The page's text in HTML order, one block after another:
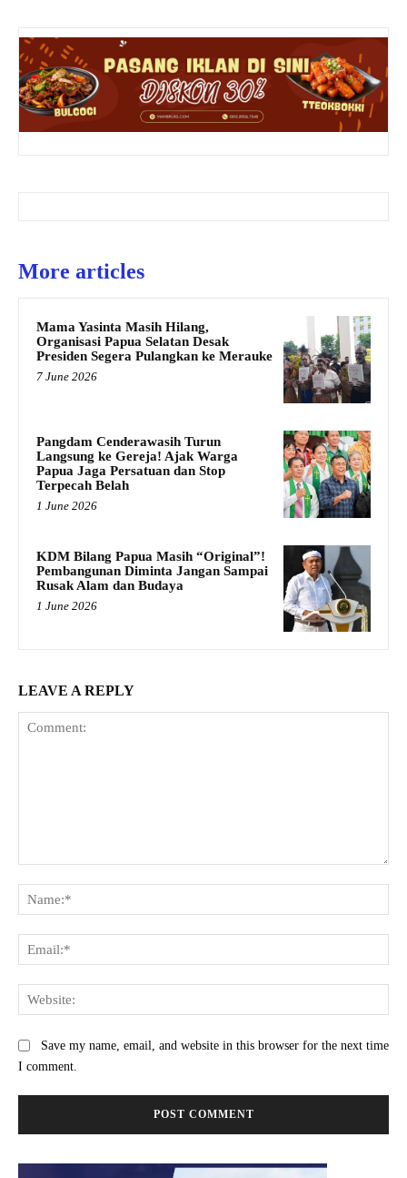
More articles
Mama Yasinta Masih Hilang,
Organisasi Papua Selatan Desak
Presiden Segera Pulangkan ke Merauke
7 June 2026
Pangdam Cenderawasih Turun
Langsung ke Gereja! Ajak Warga
Papua Jaga Persatuan dan Stop
Terpecah Belah
1 June 2026
KDM Bilang Papua Masih “Original”!
Pembangunan Diminta Jangan Sampai
Rusak Alam dan Budaya
1 June 2026
LEAVE A REPLY
Save my name, email, and website in this browser for the next time
I comment.